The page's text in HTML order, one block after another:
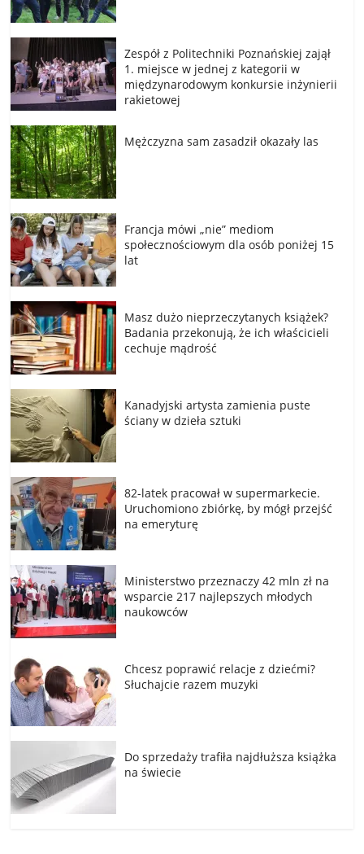
Zespół z Politechniki Poznańskiej zajął
1. miejsce w jednej z kategorii w
międzynarodowym konkursie inżynierii
rakietowej
Mężczyzna sam zasadził okazały las
Francja mówi „nie” mediom
społecznościowym dla osób poniżej 15
lat
Masz dużo nieprzeczytanych książek?
Badania przekonują, że ich właścicieli
cechuje mądrość
Kanadyjski artysta zamienia puste
ściany w dzieła sztuki
82-latek pracował w supermarkecie.
Uruchomiono zbiórkę, by mógł przejść
na emeryturę
Ministerstwo przeznaczy 42 mln zł na
wsparcie 217 najlepszych młodych
naukowców
Chcesz poprawić relacje z dziećmi?
Słuchajcie razem muzyki
Do sprzedaży trafiła najdłuższa książka
na świecie